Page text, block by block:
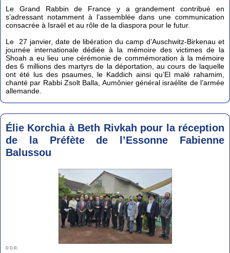
Le Grand Rabbin de France y a grandement contribué en
s’adressant notamment à l’assemblée dans une communication
consacrée à Israël et au rôle de la diaspora pour le futur.
Le 27 janvier, date de libération du camp d’Auschwitz-Birkenau et
journée internationale dédiée à la mémoire des victimes de la
Shoah a eu lieu une cérémonie de commémoration à la mémoire
des 6 millions des martyrs de la déportation, au cours de laquelle
ont été lus des psaumes, le Kaddich ainsi qu’El malé rahamim,
chanté par Rabbi Zsolt Balla, Aumônier général israélite de l’armée
allemande.
Élie Korchia à Beth Rivkah pour la réception
de la Préfète de l’Essonne Fabienne
Balussou
© D.R.